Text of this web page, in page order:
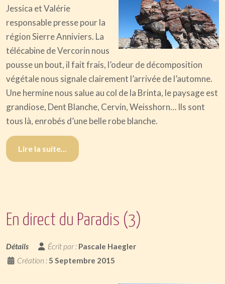
Jessica et Valérie
responsable presse pour la
région Sierre Anniviers. La
télécabine de Vercorin nous
pousse un bout, il fait frais, l’odeur de décomposition
végétale nous signale clairement l’arrivée de l’automne.
Une hermine nous salue au col de la Brinta, le paysage est
grandiose, Dent Blanche, Cervin, Weisshorn… Ils sont
tous là, enrobés d’une belle robe blanche.
Lire la suite...
En direct du Paradis (3)
Détails Écrit par : Pascale Haegler
Création :5 Septembre 2015